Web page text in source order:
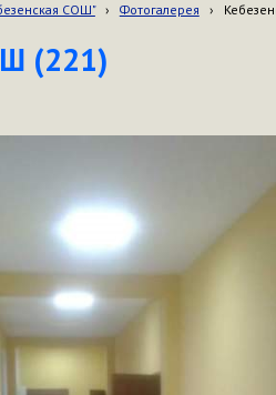
СОШ" › Фотогалерея ›
(221)